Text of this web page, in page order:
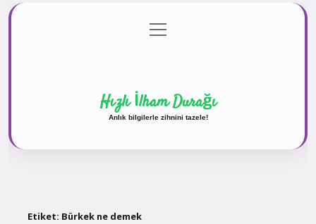
Gizlilik Politikası
menüyü
aç
Hızlı İlham Durağı
Anlık bilgilerle zihnini tazele!
Etiket: Bürkek ne demek